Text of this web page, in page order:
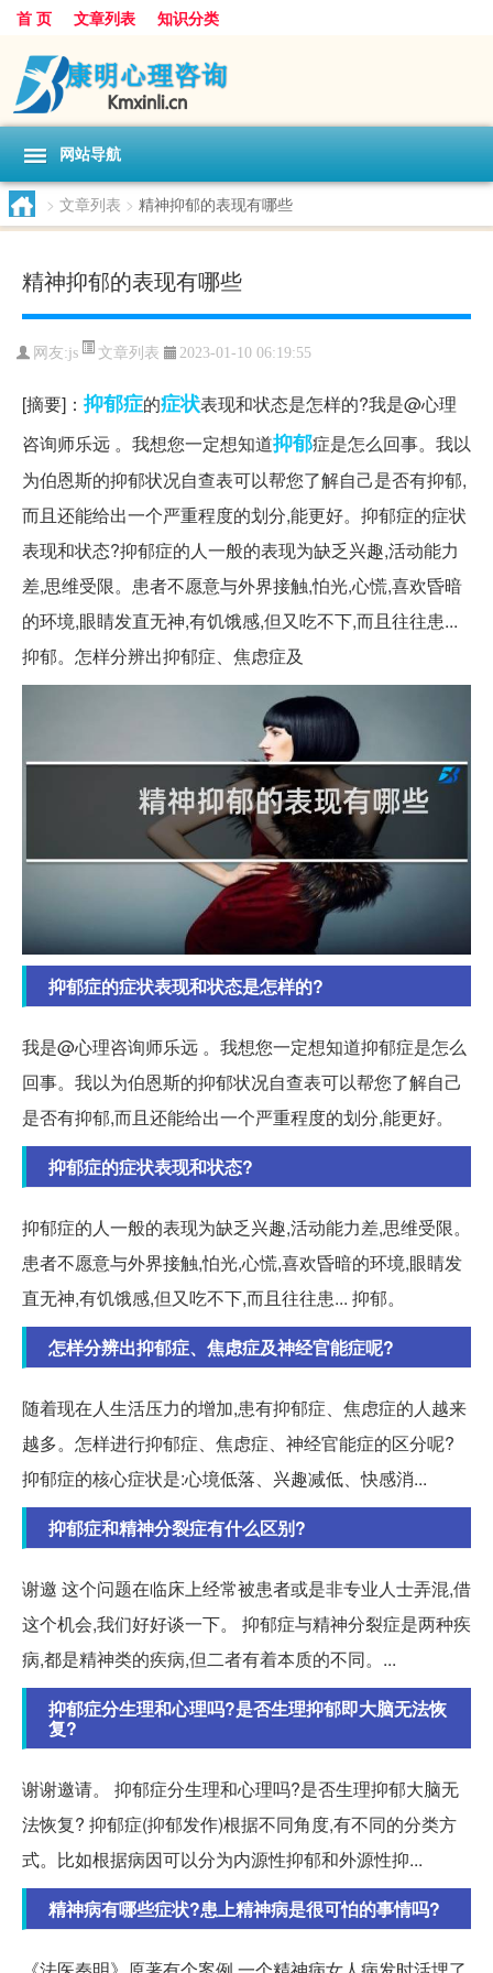
首 页 文章列表 知识分类
网站导航
> 文章列表 > 精神抑郁的表现有哪些
精神抑郁的表现有哪些
网友:js 文章列表 2023-01-10 06:19:55
[摘要]： 抑郁症的症状表现和状态是怎样的?我是@心理
咨询师乐远 。我想您一定想知道抑郁症是怎么回事。我以
为伯恩斯的抑郁状况自查表可以帮您了解自己是否有抑郁,
而且还能给出一个严重程度的划分,能更好。抑郁症的症状
表现和状态?抑郁症的人一般的表现为缺乏兴趣,活动能力
差,思维受限。患者不愿意与外界接触,怕光,心慌,喜欢昏暗
的环境,眼睛发直无神,有饥饿感,但又吃不下,而且往往患...
抑郁。怎样分辨出抑郁症、焦虑症及
抑郁症的症状表现和状态是怎样的?
我是@心理咨询师乐远 。我想您一定想知道抑郁症是怎么
回事。我以为伯恩斯的抑郁状况自查表可以帮您了解自己
是否有抑郁,而且还能给出一个严重程度的划分,能更好。
抑郁症的症状表现和状态?
抑郁症的人一般的表现为缺乏兴趣,活动能力差,思维受限。
患者不愿意与外界接触,怕光,心慌,喜欢昏暗的环境,眼睛发
直无神,有饥饿感,但又吃不下,而且往往患... 抑郁。
怎样分辨出抑郁症、焦虑症及神经官能症呢?
随着现在人生活压力的增加,患有抑郁症、焦虑症的人越来
越多。怎样进行抑郁症、焦虑症、神经官能症的区分呢?
抑郁症的核心症状是:心境低落、兴趣减低、快感消...
抑郁症和精神分裂症有什么区别?
谢邀 这个问题在临床上经常被患者或是非专业人士弄混,借
这个机会,我们好好谈一下。 抑郁症与精神分裂症是两种疾
病,都是精神类的疾病,但二者有着本质的不同。...
抑郁症分生理和心理吗?是否生理抑郁即大脑无法恢
复?
谢谢邀请。 抑郁症分生理和心理吗?是否生理抑郁大脑无
法恢复? 抑郁症(抑郁发作)根据不同角度,有不同的分类方
式。比如根据病因可以分为内源性抑郁和外源性抑...
精神病有哪些症状?患上精神病是很可怕的事情吗?